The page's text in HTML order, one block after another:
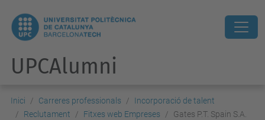
UPCAlumni
Inici Carreres professionals
Incorporació de talent
Reclutament
Fitxes web Empreses Gates P.T. Spain S.A.